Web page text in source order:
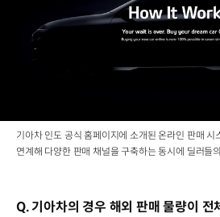
기아차 인도 공식 홈페이지에 소개된 온라인 판매 시
연계해 다양한 판매 채널을 구축하는 동시에 딜러들
Q. 기아차의 경우 해외 판매 물량이